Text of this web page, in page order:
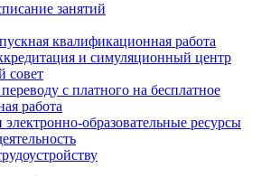
занятий
квалификационная работа
и симуляционный центр
совет
с платного на бесплатное
работа
электронно-образовательные ресурсы